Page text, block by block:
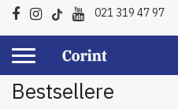
021 319 47 97
Bestsellere